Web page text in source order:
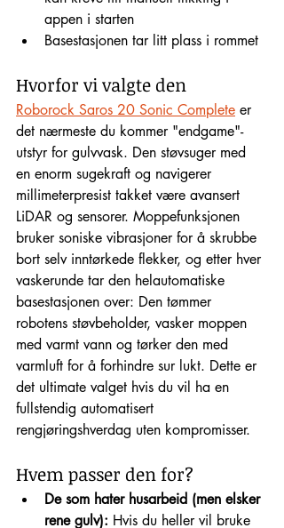
appen i starten
Basestasjonen tar litt plass i rommet
Hvorfor vi valgte den
Roborock Saros 20 Sonic Complete er
det nærmeste du kommer "endgame"-
utstyr for gulvvask. Den støvsuger med
en enorm sugekraft og navigerer
millimeterpresist takket være avansert
LiDAR og sensorer. Moppefunksjonen
bruker soniske vibrasjoner for å skrubbe
bort selv inntørkede flekker, og etter hver
vaskerunde tar den helautomatiske
basestasjonen over: Den tømmer
robotens støvbeholder, vasker moppen
med varmt vann og tørker den med
varmluft for å forhindre sur lukt. Dette er
det ultimate valget hvis du vil ha en
fullstendig automatisert
rengjøringshverdag uten kompromisser.
Hvem passer den for?
De som hater husarbeid (men elsker
rene gulv): Hvis du heller vil bruke